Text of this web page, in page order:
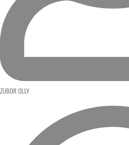
ZUBOR OLLY